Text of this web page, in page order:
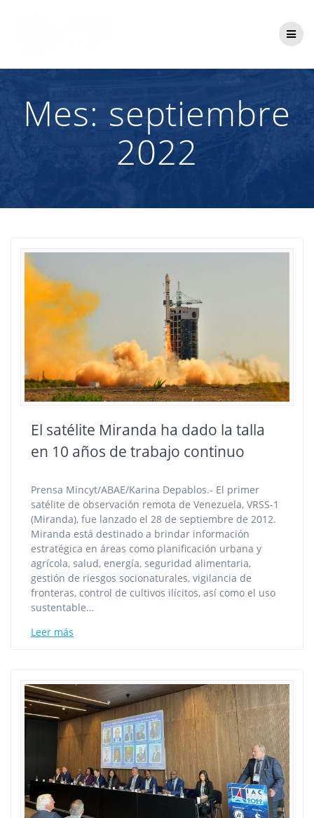
Mes: septiembre
2022
El satélite Miranda ha dado la talla
en 10 años de trabajo continuo
Prensa Mincyt/ABAE/Karina Depablos.- El primer
satélite de observación remota de Venezuela, VRSS-1
(Miranda), fue lanzado el 28 de septiembre de 2012.
Miranda está destinado a brindar información
estratégica en áreas como planificación urbana y
agrícola, salud, energía, seguridad alimentaria,
gestión de riesgos socionaturales, vigilancia de
fronteras, control de cultivos ilícitos, así como el uso
sustentable…
Leer más